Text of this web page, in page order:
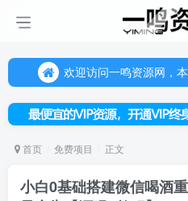
欢迎访问一鸣资源网，
欢迎访问一鸣资源网，
首页 免费项目 正文
小白0基础搭建微信喝酒